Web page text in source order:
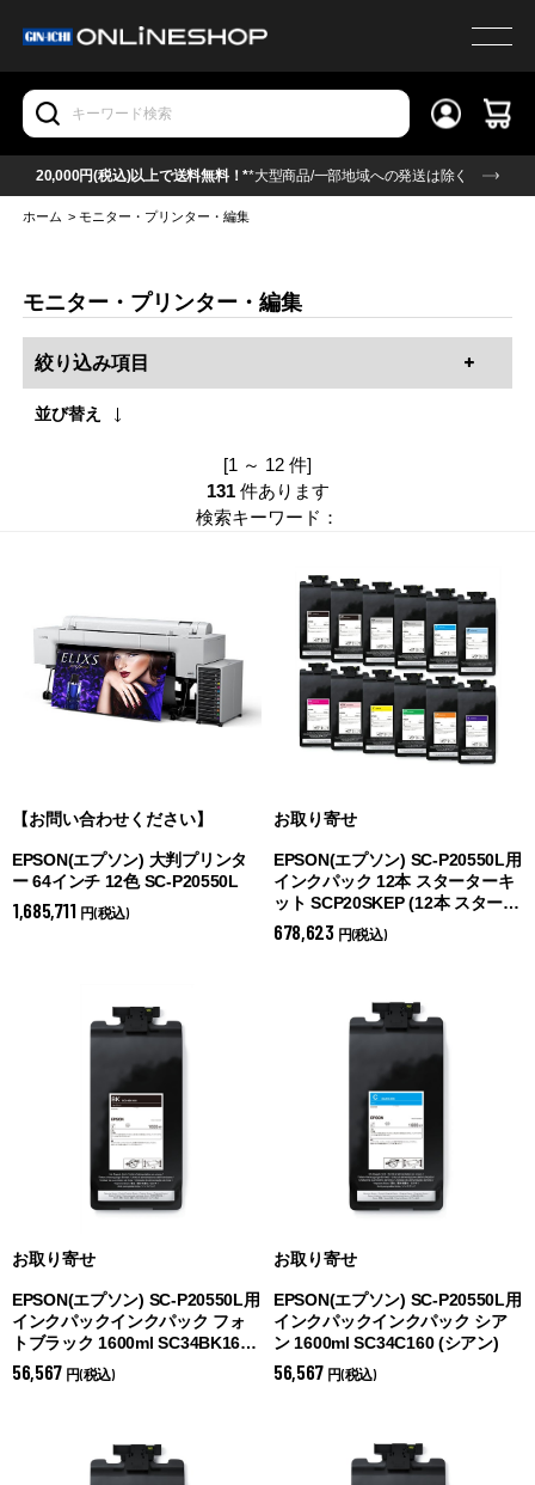
20,000円(税込)以上で送料無料！**大型商品/一部地域への発送は除く
ホーム >モニター・プリンター・編集
モニター・プリンター・編集
絞り込み項目
並び替え
[1 ～ 12 件]
131 件あります
検索キーワード：
【お問い合わせください】
EPSON(エプソン) 大判プリンタ
ー 64インチ 12色 SC-P20550L
1,685,711 円(税込)
お取り寄せ
EPSON(エプソン) SC-P20550L用
インクパック 12本 スターターキ
ット SCP20SKEP (12本 スタータ
ーキット)
678,623 円(税込)
お取り寄せ
EPSON(エプソン) SC-P20550L用
インクパックインクパック フォ
トブラック 1600ml SC34BK160
(フォトブラック)
56,567 円(税込)
お取り寄せ
EPSON(エプソン) SC-P20550L用
インクパックインクパック シア
ン 1600ml SC34C160 (シアン)
56,567 円(税込)